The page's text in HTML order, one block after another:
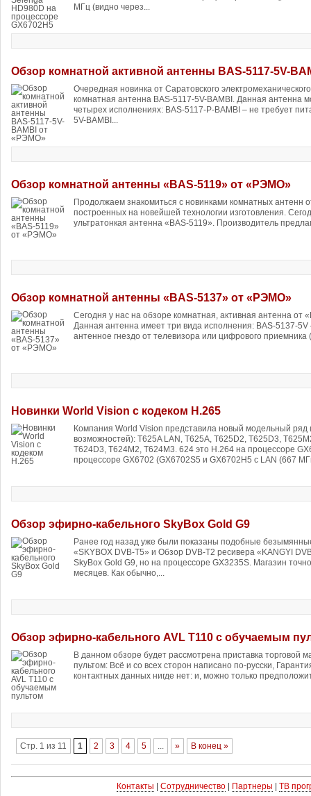
МГц (видно через...
Обзор комнатной активной антенны BAS-5117-5V-
Очередная новинка от Саратовского
комнатная антенна BAS-5117-5V-BAMBI. Данная антенна
четырех исполнениях: BAS-5117-P-BAMBI – не требует
5V-BAMBI...
Обзор комнатной антенны «BAS-5119» от «РЭМО»
Продолжаем знакомиться с новинками комнатных антенн
построенных на новейшей технологии изготовления.
ультратонкая антенна «BAS-5119». Производитель
Обзор комнатной антенны «BAS-5137» от «РЭМО»
Сегодня у нас на обзоре комнатная, активная антенна
Данная антенна имеет три вида исполнения: BAS-5137-
антенное гнездо от телевизора или цифрового
Новинки World Vision с кодеком H.265
Компания World Vision представила новый модельный ряд
возможностей): T625A LAN, T625A, T625D2, T625D3,
T624D3, T624M2, T624M3. 624 это H.264 на процессоре
процессоре GX6702 (GX6702S5 и GX6702H5 с LAN (667
Обзор эфирно-кабельного SkyBox Gold G9
Ранее год назад уже были показаны подобные
«SKYBOX DVB-T5» и Обзор DVB-T2 ресивера «KANGYI
SkyBox Gold G9, но на процессоре GX3235S. Магазин
месяцев. Как обычно,...
Обзор эфирно-кабельного AVL T110 с обучаемым
В данном обзоре будет рассмотрена приставка торговой
пультом: Всё и со всех сторон написано по-русски,
контактных данных нигде нет: и, можно только
Стр. 1 из 11 1 2 3 4 5 ... » В конец »
Контакты Сотрудничество| Партнеры ТВ